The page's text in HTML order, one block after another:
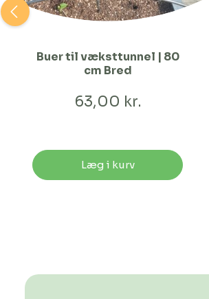
Buer til væksttunnel | 80
cm Bred
63,00 kr.
Læg i kurv